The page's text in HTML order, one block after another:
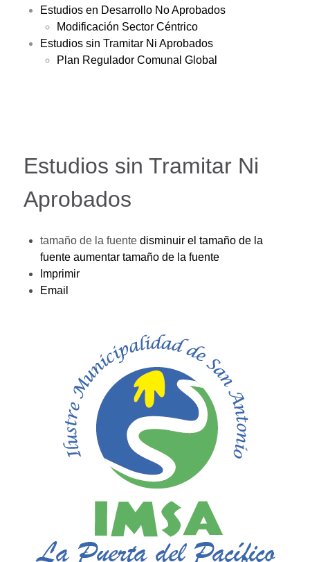
Estudios en Desarrollo No Aprobados
Modificación Sector Céntrico
Estudios sin Tramitar Ni Aprobados
Plan Regulador Comunal Global
Estudios sin Tramitar Ni
Aprobados
tamaño de la fuente disminuir el tamaño de la
fuente aumentar tamaño de la fuente
Imprimir
Email